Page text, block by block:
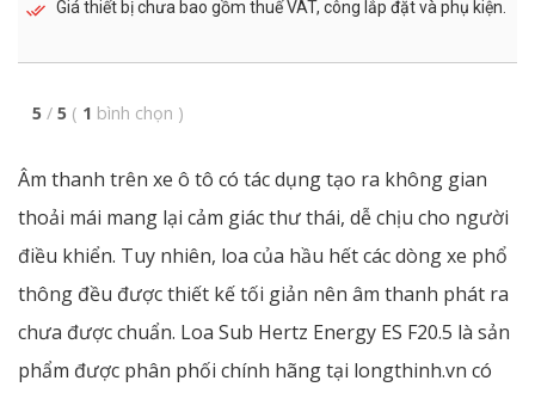
Giá thiết bị chưa bao gồm thuế VAT, công lắp đặt và phụ kiện.
5 / 5 ( 1 bình chọn )
Âm thanh trên xe ô tô có tác dụng tạo ra không gian
thoải mái mang lại cảm giác thư thái, dễ chịu cho người
điều khiển. Tuy nhiên, loa của hầu hết các dòng xe phổ
thông đều được thiết kế tối giản nên âm thanh phát ra
chưa được chuẩn. Loa Sub Hertz Energy ES F20.5 là sản
phẩm được phân phối chính hãng tại longthinh.vn có